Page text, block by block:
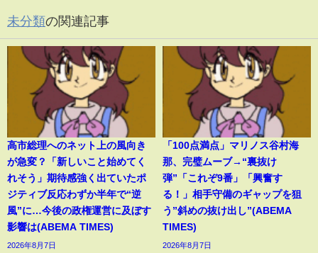
未分類の関連記事
高市総理へのネット上の風向き
が急変？「新しいこと始めてく
れそう」期待感強く出ていたポ
ジティブ反応わずか半年で“逆
風”に…今後の政権運営に及ぼす
影響は(ABEMA TIMES)
2026年8月7日
「100点満点」マリノス谷村海
那、完璧ムーブ→“裏抜け
弾”「これぞ9番」「興奮す
る！」相手守備のギャップを狙
う”斜めの抜け出し”(ABEMA
TIMES)
2026年8月7日